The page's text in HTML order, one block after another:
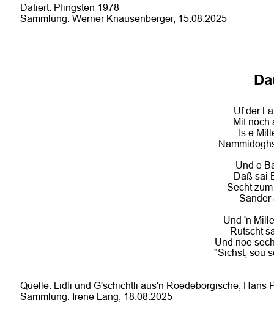
Datiert: Pfingsten 1978
Sammlung: Werner Knausenberger, 15.08.2025
Uf der
Mit noch
Is e
Und e
Daß sai
Secht
Sander
Und 'n
Rutscht
Und noe
"Sichst, sou
Quelle: Lidli und G'schichtli aus'n Roedeborgische, Hans
Sammlung: Irene Lang, 18.08.2025